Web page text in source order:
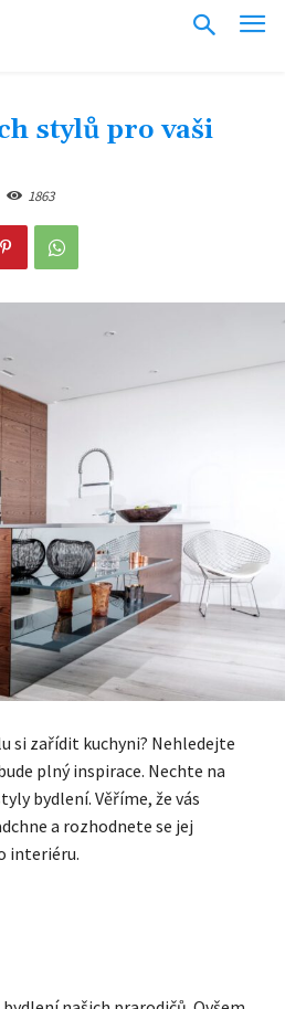
stylů pro vaši
1863
si zařídit kuchyni? Nehledejte
plný inspirace. Nechte na
bydlení. Věříme, že vás
a rozhodnete se jej
interiéru.